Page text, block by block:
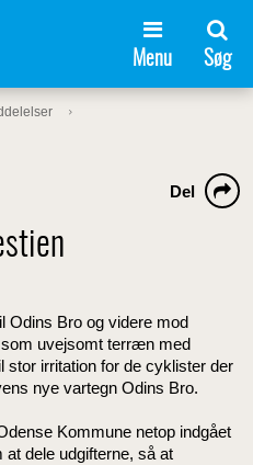
Menu Søg
Del
Odins Bro og videre mod
uvejsomt terræn med
irritation for de cyklister der
nye vartegn Odins Bro.
Kommune netop indgået
dele udgifterne, så at